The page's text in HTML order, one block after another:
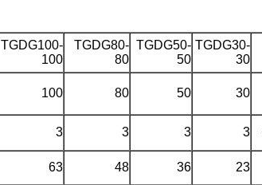
TGDG30-
30
TGDG50-
50
TGDG80-
80
TGDG100-
100
30
50
80
100
3
3
3
3
23
36
48
63